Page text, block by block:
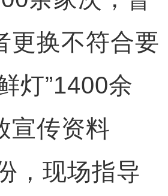
更换不符合要
灯”1400余
宣传资料
，现场指导